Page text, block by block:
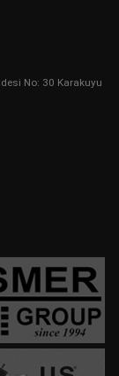
No: 30 Karakuyu